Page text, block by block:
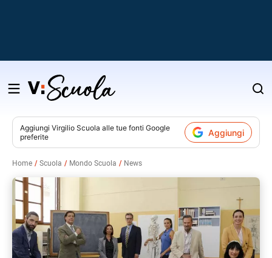
Salta
contenuto
Aggiungi Virgilio Scuola alle tue fonti Google
preferite
Aggiungi
Home Scuola Mondo Scuola News